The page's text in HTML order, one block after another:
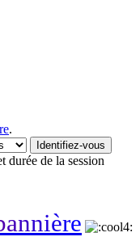
.
durée de la session
annière